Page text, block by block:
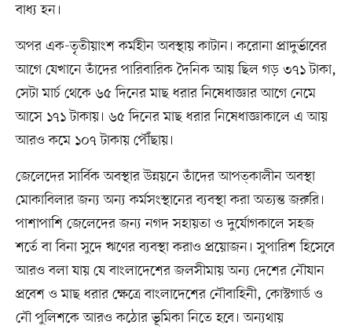
বাধ্য হন।
অপর এক-তৃতীয়াংশ কর্মহীন অবস্থায় কাটান। করোনা প্রাদুর্ভাবের
আগে যেখানে তাঁদের পারিবারিক দৈনিক আয় ছিল গড় ৩৭১ টাকা,
সেটা মার্চ থেকে ৬৫ দিনের মাছ ধরার নিষেধাজ্ঞার আগে নেমে
আসে ১৭১ টাকায়। ৬৫ দিনের মাছ ধরার নিষেধাজ্ঞাকালে এ আয়
আরও কমে ১০৭ টাকায় পৌঁছায়।
জেলেদের সার্বিক অবস্থার উন্নয়নে তাঁদের আপত্কালীন অবস্থা
মোকাবিলার জন্য অন্য কর্মসংস্থানের ব্যবস্থা করা অত্যন্ত জরুরি।
পাশাপাশি জেলেদের জন্য নগদ সহায়তা ও দুর্যোগকালে সহজ
শর্তে বা বিনা সুদে ঋণের ব্যবস্থা করাও প্রয়োজন। সুপারিশ হিসেবে
আরও বলা যায় যে বাংলাদেশের জলসীমায় অন্য দেশের নৌযান
প্রবেশ ও মাছ ধরার ক্ষেত্রে বাংলাদেশের নৌবাহিনী, কোস্টগার্ড ও
নৌ পুলিশকে আরও কঠোর ভূমিকা নিতে হবে। অন্যথায়